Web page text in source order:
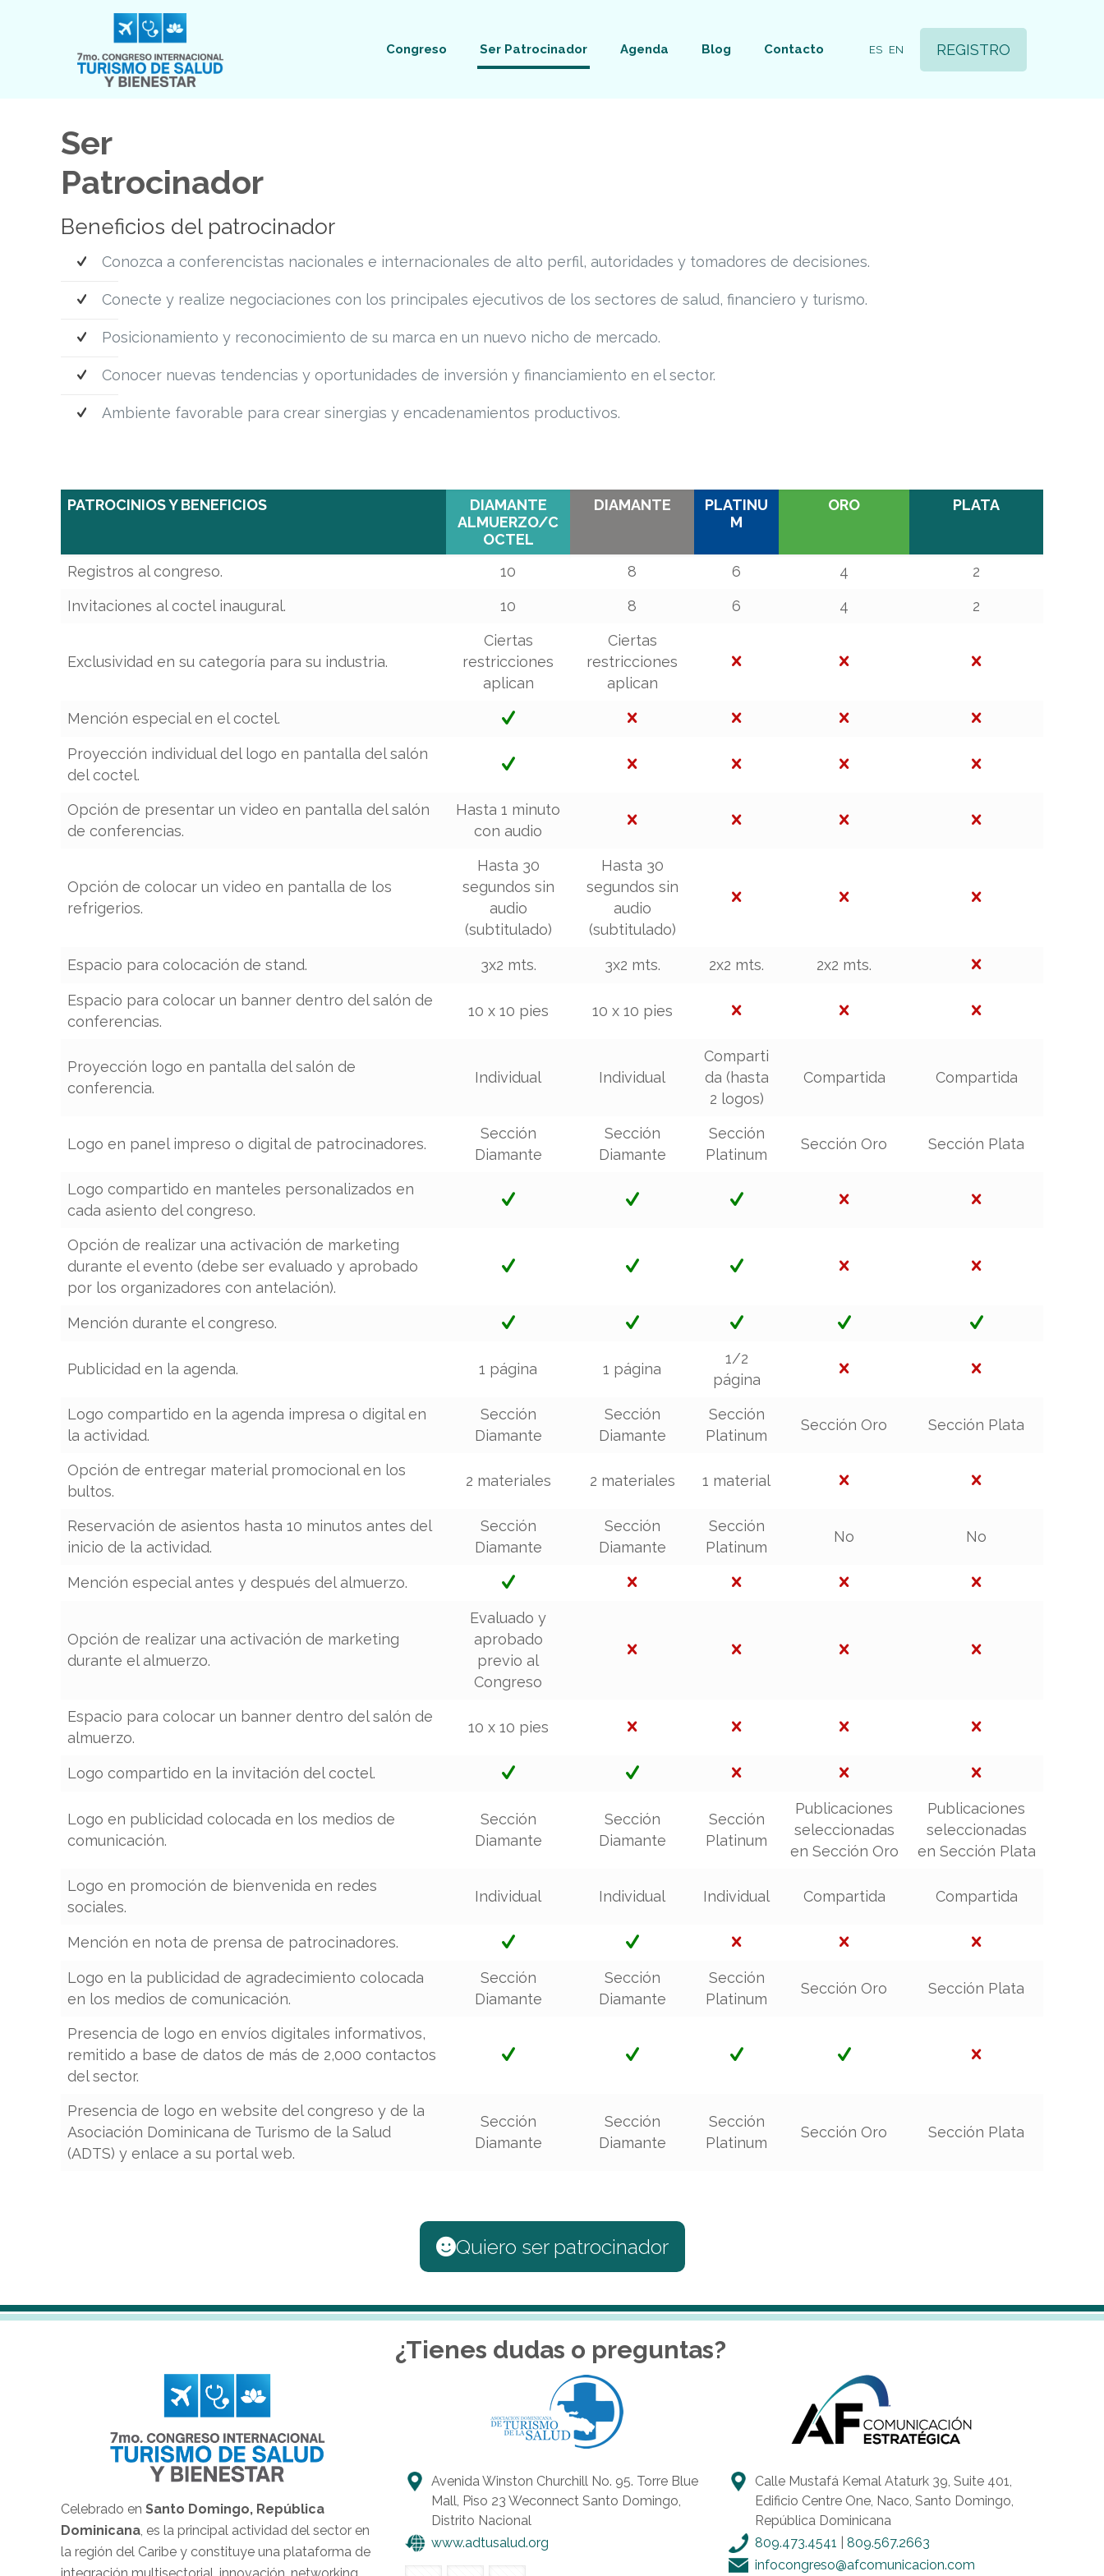
Congreso Ser Patrocinador Agenda Blog Contacto ES EN REGISTRO
Ser
Patrocinador
Beneficios del patrocinador
Conozca a conferencistas nacionales e internacionales de alto perfil, autoridades y tomadores de decisiones.
Conecte y realize negociaciones con los principales ejecutivos de los sectores de salud, financiero y turismo.
Posicionamiento y reconocimiento de su marca en un nuevo nicho de mercado.
Conocer nuevas tendencias y oportunidades de inversión y financiamiento en el sector.
Ambiente favorable para crear sinergias y encadenamientos productivos.
PATROCINIOS Y BENEFICIOS
DIAMANTE
ALMUERZO/C
OCTEL
DIAMANTE
PLATINU
M
ORO PLATA
PATROCINIOS Y BENEFICIOS
ALMUERZO/C
DIAMANTE
PLATINU
M
Registros al congreso. 10 8 6 4
2
Invitaciones al coctel inaugural.
10 8 6 4 2
Exclusividad en su categoría para su industria.
Ciertas
restricciones
aplican
Ciertas
restricciones
aplican
Mención especial en el coctel.
Proyección individual del logo en pantalla del salón
del coctel.
Opción de presentar un video en pantalla del salón
de conferencias.
Hasta 1 minuto
con audio
Opción de colocar un video en pantalla de los
refrigerios.
Hasta 30
segundos sin
audio
(subtitulado)
Hasta 30
segundos sin
audio
(subtitulado)
Espacio para colocación de stand. 3x2 mts. 3x2 mts. 2x2 mts. 2x2 mts.
Espacio para colocar un banner dentro del salón de
conferencias.
10 x 10 pies 10 x 10 pies
Proyección logo en pantalla del salón de
conferencia.
Individual Individual
Comparti
da (hasta
2 logos)
Compartida Compartida
Logo en panel impreso o digital de patrocinadores.
Sección
Diamante
Sección
Diamante
Sección
Platinum
Sección Oro Sección Plata
Logo compartido en manteles personalizados en
cada asiento del congreso.
Opción de realizar una activación de marketing
durante el evento (debe ser evaluado y aprobado
por los organizadores con antelación).
Mención durante el congreso.
Publicidad en la agenda. 1 página 1 página
1/2
página
Logo compartido en la agenda impresa o digital en
la actividad.
Sección
Diamante
Sección
Diamante
Sección
Platinum
Sección Oro Sección Plata
Opción de entregar material promocional en los
bultos.
2 materiales 2 materiales 1 material
Reservación de asientos hasta 10 minutos antes del
inicio de la actividad.
Sección
Diamante
Sección
Diamante
Sección
Platinum
No No
Mención especial antes y después del almuerzo.
Opción de realizar una activación de marketing
durante el almuerzo.
Evaluado y
aprobado
previo al
Congreso
Espacio para colocar un banner dentro del salón de
almuerzo.
10 x 10 pies
Logo compartido en la invitación del coctel.
Logo en publicidad colocada en los medios de
comunicación.
Sección
Diamante
Sección
Diamante
Sección
Platinum
Publicaciones
seleccionadas
en Sección Oro
Publicaciones
seleccionadas
en Sección Plata
Logo en promoción de bienvenida en redes
sociales.
Individual Individual Individual Compartida Compartida
Mención en nota de prensa de patrocinadores.
Logo en la publicidad de agradecimiento colocada
en los medios de comunicación.
Sección
Diamante
Sección
Diamante
Sección
Platinum
Sección Oro Sección Plata
Presencia de logo en envíos digitales informativos,
remitido a base de datos de más de 2,000 contactos
del sector.
Presencia de logo en website del congreso y de la
Asociación Dominicana de Turismo de la Salud
(ADTS) y enlace a su portal web.
Sección
Diamante
Sección
Diamante
Sección
Platinum
Sección Oro Sección Plata
Quiero ser patrocinador
Celebrado en Santo Domingo, República
Dominicana, es la principal actividad del sector en
la región del Caribe y constituye una plataforma de
¿Tienes dudas o preguntas?
Avenida Winston Churchill No. 95. Torre Blue
Mall, Piso 23 Weconnect Santo Domingo,
Distrito Nacional
www.adtusalud.org
Calle Mustafá Kemal Ataturk 39, Suite 401,
Edificio Centre One, Naco, Santo Domingo,
República Dominicana
809.473.4541 |809.567.2663
infocongreso@afcomunicacion.com